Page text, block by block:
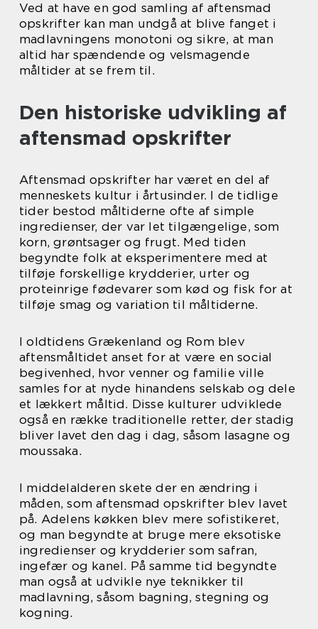
Ved at have en god samling af aftensmad
opskrifter kan man undgå at blive fanget i
madlavningens monotoni og sikre, at man
altid har spændende og velsmagende
måltider at se frem til.
Den historiske udvikling af
aftensmad opskrifter
Aftensmad opskrifter har været en del af
menneskets kultur i årtusinder. I de tidlige
tider bestod måltiderne ofte af simple
ingredienser, der var let tilgængelige, som
korn, grøntsager og frugt. Med tiden
begyndte folk at eksperimentere med at
tilføje forskellige krydderier, urter og
proteinrige fødevarer som kød og fisk for at
tilføje smag og variation til måltiderne.
I oldtidens Grækenland og Rom blev
aftensmåltidet anset for at være en social
begivenhed, hvor venner og familie ville
samles for at nyde hinandens selskab og dele
et lækkert måltid. Disse kulturer udviklede
også en række traditionelle retter, der stadig
bliver lavet den dag i dag, såsom lasagne og
moussaka.
I middelalderen skete der en ændring i
måden, som aftensmad opskrifter blev lavet
på. Adelens køkken blev mere sofistikeret,
og man begyndte at bruge mere eksotiske
ingredienser og krydderier som safran,
ingefær og kanel. På samme tid begyndte
man også at udvikle nye teknikker til
madlavning, såsom bagning, stegning og
kogning.